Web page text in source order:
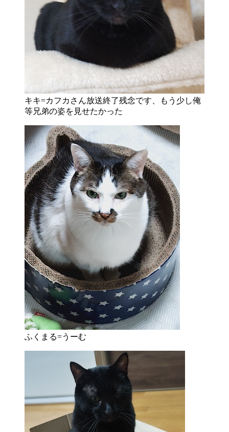
キキ=カフカさん放送終了残念です、もう少し俺
等兄弟の姿を見せたかった
ふくまる=うーむ